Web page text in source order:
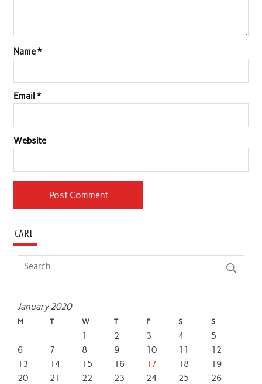
Name*
Email *
Website
CARI
January 2020
M T W T F S S
1 2 3 4
5
6
7 8 9 10 11
12
13
14 15 16 17 18
19
20
21 22 23 24 25
26